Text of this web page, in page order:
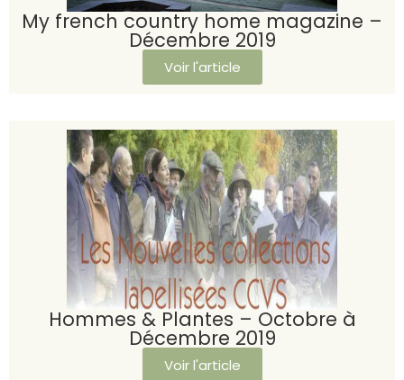
My french country home magazine –
Décembre 2019
Voir l'article
Hommes & Plantes – Octobre à
Décembre 2019
Voir l'article